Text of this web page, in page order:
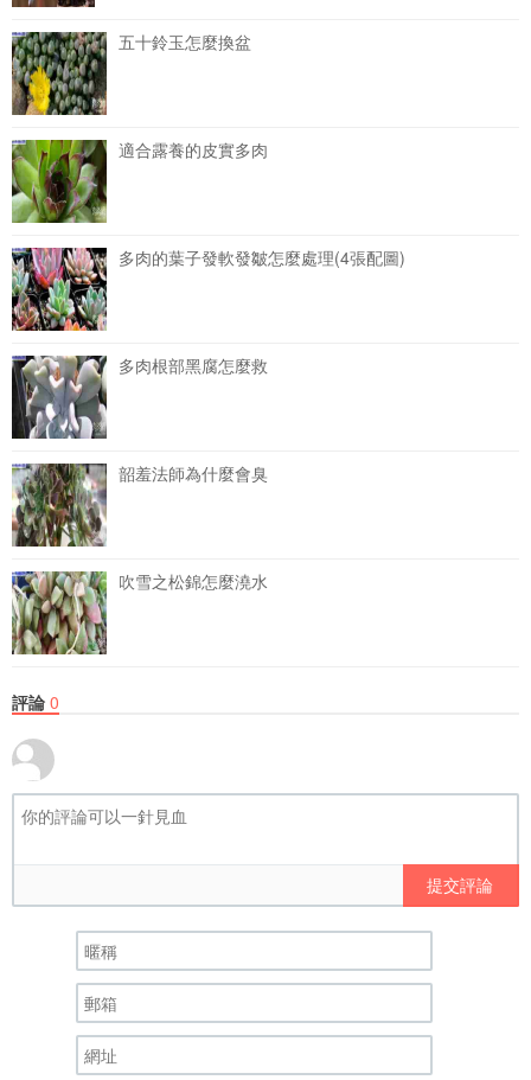
五十鈴玉怎麼換盆
適合露養的皮實多肉
多肉的葉子發軟發皺怎麼處理(4張配圖)
多肉根部黑腐怎麼救
韶羞法師為什麼會臭
吹雪之松錦怎麼澆水
評論 0
提交評論